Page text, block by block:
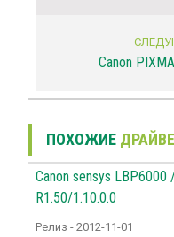
Canon
ПОХОЖИЕ
Canon sensys LBP6000
R1.50/1.10.0.0
Релиз - 2012-11-01